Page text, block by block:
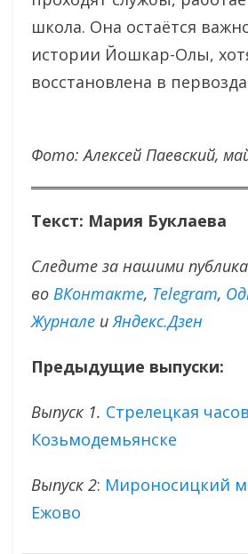
школа. Она остаётся
истории Йошкар-Олы,
восстановлена в
Фото: Алексей Паевский,
Текст: Мария Буклаева
Следите за нашими
во ВКонтакте, Тelegram,
Журнале и Яндекс.Дзен
Предыдущие выпуски:
Выпуск 1. Стрелецкая
Козьмодемьянске
Выпуск 2: Мироносицкий
Ежово